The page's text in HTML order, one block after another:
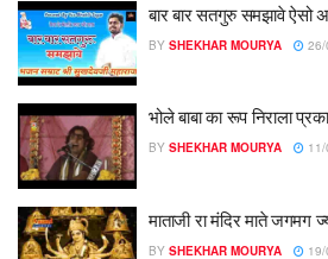
बार बार सतगुरु समझावे ऐसो
BY SHEKHAR MOURYA 26/
भोले बाबा का रूप निराला
BY SHEKHAR MOURYA
माताजी रा मंदिर माते जगमग
BY SHEKHAR MOURYA